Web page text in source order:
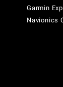
Garmin
Navionics